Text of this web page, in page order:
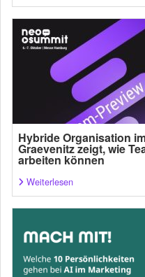
Hybride Organisation
Graevenitz zeigt, wie
arbeiten können
Weiterlesen